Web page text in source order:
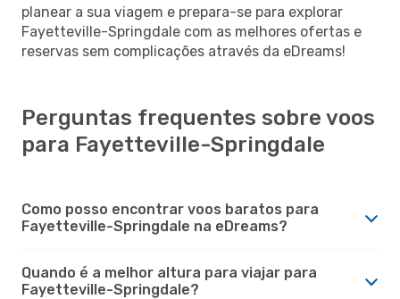
planear a sua viagem e prepara-se para explorar
Fayetteville-Springdale com as melhores ofertas e
reservas sem complicações através da eDreams!
Perguntas frequentes sobre voos
para Fayetteville-Springdale
Como posso encontrar voos baratos para
Fayetteville-Springdale na eDreams?
Quando é a melhor altura para viajar para
Fayetteville-Springdale?